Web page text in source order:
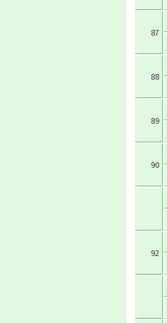
87
88
89
90
92